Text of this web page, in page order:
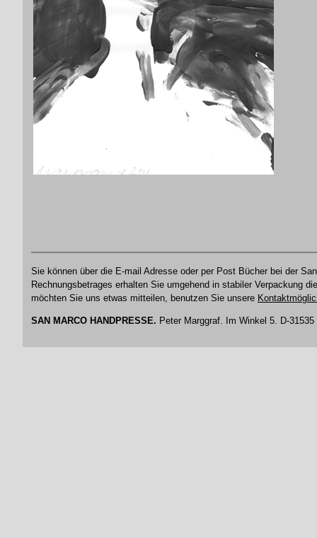
Sie können über die E-mail Adresse oder per Post Bücher bei der
Rechnungsbetrages erhalten Sie umgehend in stabiler Verpackung
möchten Sie uns etwas mitteilen, benutzen Sie unsere
SAN MARCO HANDPRESSE. Peter Marggraf. Im Winkel 5. D-